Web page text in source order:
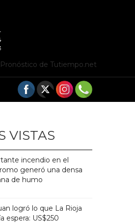
Pronóstico de Tutiempo.net
VISTAS
incendio en el
generó una densa
de humo
logró lo que La Rioja
espera: US$250